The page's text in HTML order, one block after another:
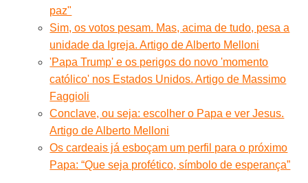
paz"
Sim, os votos pesam. Mas, acima de tudo, pesa a
unidade da Igreja. Artigo de Alberto Melloni
'Papa Trump' e os perigos do novo 'momento
católico' nos Estados Unidos. Artigo de Massimo
Faggioli
Conclave, ou seja: escolher o Papa e ver Jesus.
Artigo de Alberto Melloni
Os cardeais já esboçam um perfil para o próximo
Papa: “Que seja profético, símbolo de esperança”